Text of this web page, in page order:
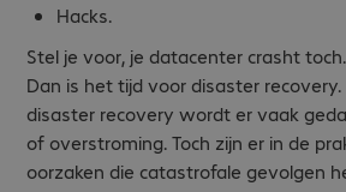
Hacks.
Stel je voor, je datacenter crasht
Dan is het tijd voor disaster recovery.
disaster recovery wordt er vaak
of overstroming. Toch zijn er in de
oorzaken die catastrofale gevolgen